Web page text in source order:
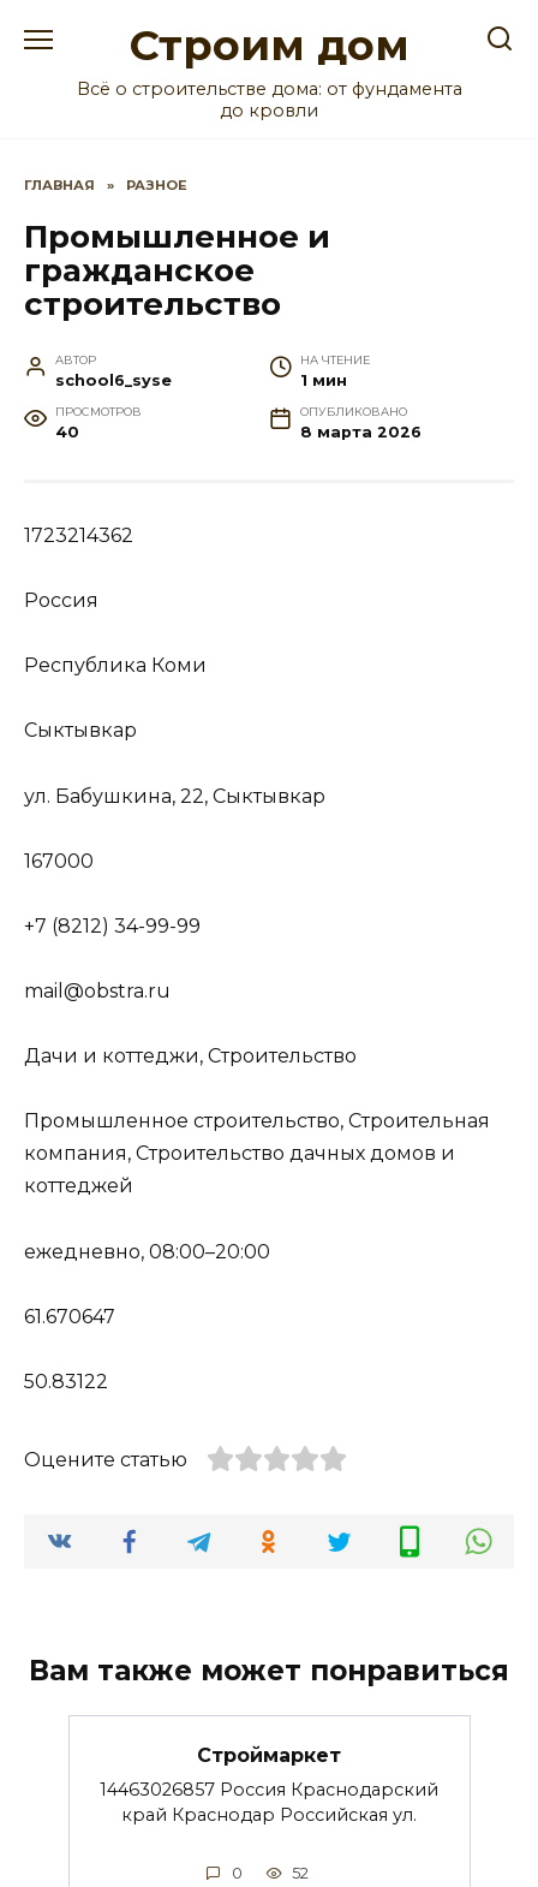
Строим дом
Всё о строительстве дома: от фундамента
до кровли
ГЛАВНАЯ » РАЗНОЕ
Промышленное и
гражданское
строительство
АВТОР
school6_syse
НА ЧТЕНИЕ
1 мин
ПРОСМОТРОВ
40
ОПУБЛИКОВАНО
8 марта 2026
1723214362
Россия
Республика Коми
Сыктывкар
ул. Бабушкина, 22, Сыктывкар
167000
+7 (8212) 34-99-99
mail@obstra.ru
Дачи и коттеджи, Строительство
Промышленное строительство, Строительная
компания, Строительство дачных домов и
коттеджей
ежедневно, 08:00–20:00
61.670647
50.83122
Оцените статью
Вам также может понравиться
Строймаркет
14463026857 Россия Краснодарский
край Краснодар Российская ул.
0 52